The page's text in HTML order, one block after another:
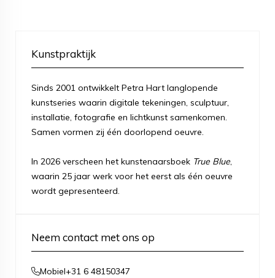
Kunstpraktijk
Sinds 2001 ontwikkelt Petra Hart langlopende
kunstseries waarin digitale tekeningen, sculptuur,
installatie, fotografie en lichtkunst samenkomen.
Samen vormen zij één doorlopend oeuvre.
In 2026 verscheen het kunstenaarsboek True Blue,
waarin 25 jaar werk voor het eerst als één oeuvre
wordt gepresenteerd.
Neem contact met ons op
Mobiel+31 6 48150347